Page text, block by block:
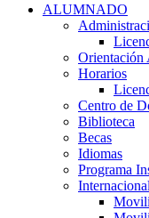
ALUMNADO
Orientación
Horarios
Centro de
Biblioteca
Becas
Idiomas
Programa